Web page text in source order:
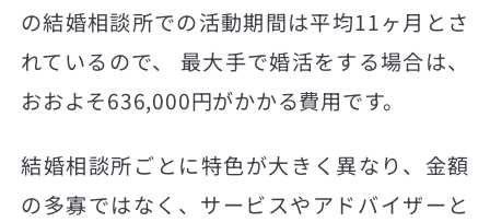
の結婚相談所での活動期間は平均11ヶ月とさ
れているので、 最大手で婚活をする場合は、
おおよそ636,000円がかかる費用です。
結婚相談所ごとに特色が大きく異なり、金額
の多寡ではなく、サービスやアドバイザーと